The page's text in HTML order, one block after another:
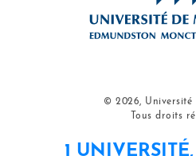
© 2026, Université
Tous droits
1